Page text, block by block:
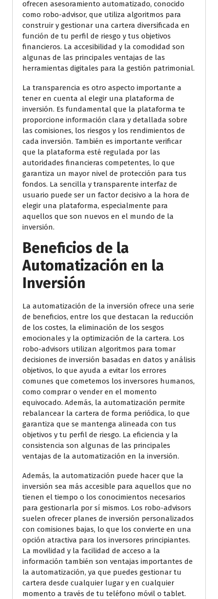
ofrecen asesoramiento automatizado, conocido
como robo-advisor, que utiliza algoritmos para
construir y gestionar una cartera diversificada en
función de tu perfil de riesgo y tus objetivos
financieros. La accesibilidad y la comodidad son
algunas de las principales ventajas de las
herramientas digitales para la gestión patrimonial.
La transparencia es otro aspecto importante a
tener en cuenta al elegir una plataforma de
inversión. Es fundamental que la plataforma te
proporcione información clara y detallada sobre
las comisiones, los riesgos y los rendimientos de
cada inversión. También es importante verificar
que la plataforma esté regulada por las
autoridades financieras competentes, lo que
garantiza un mayor nivel de protección para tus
fondos. La sencilla y transparente interfaz de
usuario puede ser un factor decisivo a la hora de
elegir una plataforma, especialmente para
aquellos que son nuevos en el mundo de la
inversión.
Beneficios de la
Automatización en la
Inversión
La automatización de la inversión ofrece una serie
de beneficios, entre los que destacan la reducción
de los costes, la eliminación de los sesgos
emocionales y la optimización de la cartera. Los
robo-advisors utilizan algoritmos para tomar
decisiones de inversión basadas en datos y análisis
objetivos, lo que ayuda a evitar los errores
comunes que cometemos los inversores humanos,
como comprar o vender en el momento
equivocado. Además, la automatización permite
rebalancear la cartera de forma periódica, lo que
garantiza que se mantenga alineada con tus
objetivos y tu perfil de riesgo. La eficiencia y la
consistencia son algunas de las principales
ventajas de la automatización en la inversión.
Además, la automatización puede hacer que la
inversión sea más accesible para aquellos que no
tienen el tiempo o los conocimientos necesarios
para gestionarla por sí mismos. Los robo-advisors
suelen ofrecer planes de inversión personalizados
con comisiones bajas, lo que los convierte en una
opción atractiva para los inversores principiantes.
La movilidad y la facilidad de acceso a la
información también son ventajas importantes de
la automatización, ya que puedes gestionar tu
cartera desde cualquier lugar y en cualquier
momento a través de tu teléfono móvil o tablet.